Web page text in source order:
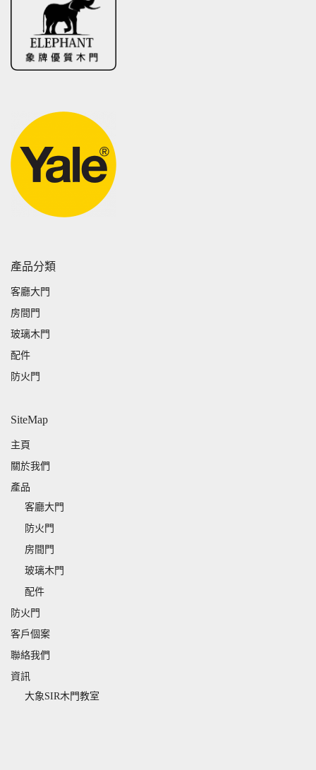
產品分類
客廳大門
房間門
玻璃木門
配件
防火門
SiteMap
主頁
關於我們
產品
客廳大門
防火門
房間門
玻璃木門
配件
防火門
客戶個案
聯絡我們
資訊
大象SIR木門教室